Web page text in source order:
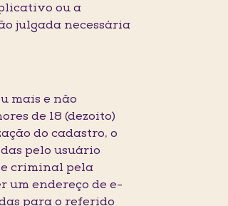
ou a
julgada necessária
mais e não
de 18 (dezoito)
do cadastro, o
pelo usuário
e criminal pela
um endereço de e-
para o referido